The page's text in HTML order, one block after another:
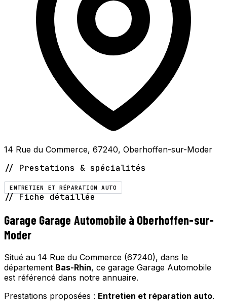
14 Rue du Commerce, 67240, Oberhoffen-sur-Moder
// Prestations & spécialités
ENTRETIEN ET RÉPARATION AUTO
// Fiche détaillée
Garage Garage Automobile à Oberhoffen-sur-
Moder
Situé au 14 Rue du Commerce (67240), dans le
département Bas-Rhin, ce garage Garage Automobile
est référencé dans notre annuaire.
Prestations proposées : Entretien et réparation auto.